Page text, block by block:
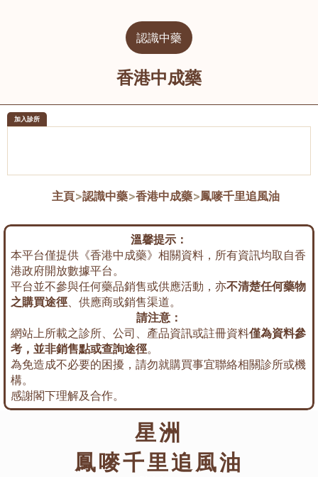
認識中藥
香港中成藥
加入診所
主頁>認識中藥>香港中成藥>鳳嘜千里追風油
溫馨提示：
本平台僅提供《香港中成藥》相關資料，所有資訊均取自香
港政府開放數據平台。
平台並不參與任何藥品銷售或供應活動，亦不清楚任何藥物
之購買途徑、供應商或銷售渠道。
請注意：
網站上所載之診所、公司、產品資訊或註冊資料僅為資料參
考，並非銷售點或查詢途徑。
為免造成不必要的困擾，請勿就購買事宜聯絡相關診所或機
構。
感謝閣下理解及合作。
星洲
鳳嘜千里追風油